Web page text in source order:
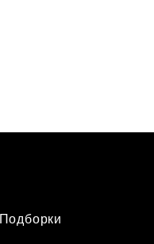
Подборки